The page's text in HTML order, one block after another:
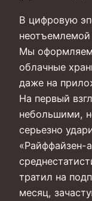
В цифровую
Мы
облачные
даже на
На первый
небольшими,
серьезно
«Райффайзен-
тратил на
месяц,